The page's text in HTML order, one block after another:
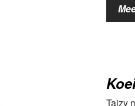
Taizy